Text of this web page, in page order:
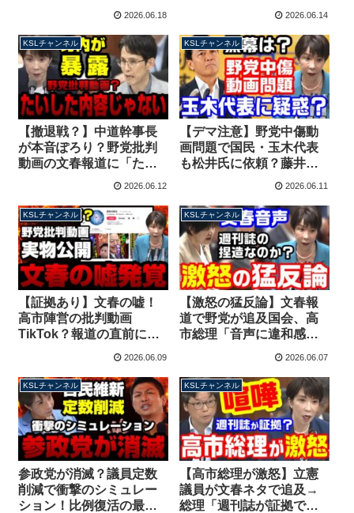
の古賀議員が逃亡！別の
議員が代理で謝罪する
【KSLチャンネル】
2026.06.18
衆院選写真”が使われてい
た！掲載された証拠動画
に複数の指摘【KSLチャ
ンネル】
2026.06.14
KSLチャンネル
【撤退戦？】中道幹事長
が本音ぽろり？野党批判
動画の文春報道に「たい
したことなかった」委員
炎上【KSLチャンネル】
2026.06.12
KSLチャンネル
【デマ注意】野党中傷動
画問題で国民・玉木代表
も松井氏に依頼？藤井聡
教授の証言から疑惑が拡
2026.06.11
KSLチャンネル
【証拠あり】文春の嘘！
高市陣営の批判動画
TikTok？報道の直前に削
「野党からも依頼あっ
た」【KSLチャンネル】
2026.06.09
KSLチャンネル
【激怒の猛反論】文春報
道で野党が追及国会、高
市総理「音声に違和感あ
外」執拗な質問に苛立ち
隠せず【KSLチャンネ
ル】
2026.06.07
KSLチャンネル
参政党が消滅？議員定数
削減で衝撃のシミュレー
ション！比例復活の最低
KSLチャンネル
【高市総理が激怒】立憲
議員が文春ネタで追及→
総理「週刊誌が証拠です